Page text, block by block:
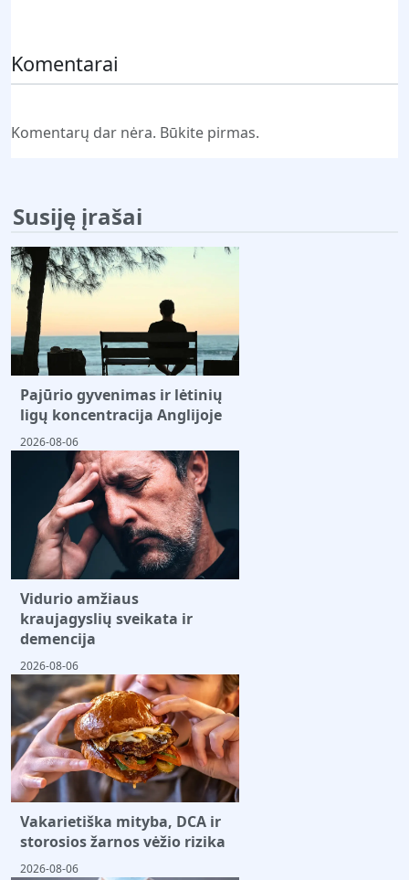
Komentarai
Komentarų dar nėra. Būkite pirmas.
Susiję įrašai
Pajūrio gyvenimas ir lėtinių
ligų koncentracija Anglijoje
2026-08-06
Vidurio amžiaus
kraujagyslių sveikata ir
demencija
2026-08-06
Vakarietiška mityba, DCA ir
storosios žarnos vėžio rizika
2026-08-06